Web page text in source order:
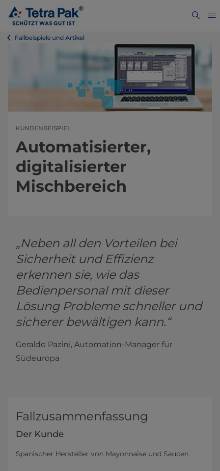
Fallbeispiele und Artikel
KUNDENBEISPIEL
Automatisierter,
digitalisierter
Mischbereich
„Neben all den Vorteilen bei
Sicherheit und Effizienz
erkennen sie, wie das
Bedienpersonal mit dieser
Lösung Probleme schneller und
sicherer bewältigen kann.“
Geraldo Pazini, Automation-Manager für
Südeuropa
Fallzusammenfassung
Der Kunde
Spanischer Hersteller von Mayonnaise und Saucen